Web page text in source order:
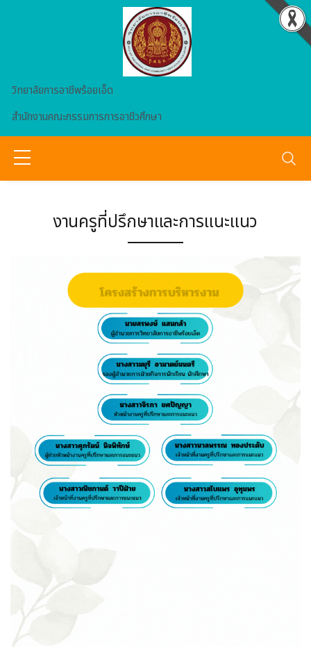
วิทยาลัยการอาชีพร้อยเอ็ด
สำนักงานคณะกรรมการการอาชีวศึกษา
งานครูที่ปรึกษาและการแนะแนว